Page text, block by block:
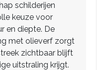
schilderijen
keuze voor
en diepte. De
met olieverf zorgt
zichtbaar blijft
uitstraling krijgt.